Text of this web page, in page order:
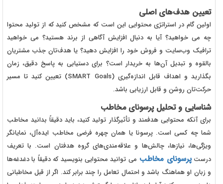
تعیین هدف‌های اصلی
اولین گام در استراتژی محتوایی این است که مشخص کنید که از تولید محتوا
چه می‌ خواهید؟ آیا به دنبال افزایش آگاهی از برند هستید؟ می‌ خواهید
ترافیک وب‌سایت و فروش خود را افزایش دهید؟ یا هدف‌تان جذب مشتریان
بالقوه و تبدیل آن‌ها به خریدار است؟ برای دستیابی به پاسخ دقیق، زمان
بگذارید و اهداف قابل اندازه‌گیری (SMART Goals) تعیین کنید تا مسیر
حرکت‌تان روشن و قابل ارزیابی باشد.
شناسایی و تحلیل پرسونای مخاطب
برای آنکه محتوایی هدفمند و تأثیرگذار تولید کنید، باید دقیقاً بدانید مخاطب
شما چه کسی است. پرسونا یا همان چهره‌ فرضی مخاطب ایده‌آل، نمایانگر
ویژگی‌ها، نیازها، چالش‌ها و علاقه‌مندی‌های گروه هدفتان است. با تعریف
درستپرسونای مخاطب می‌ توانید محتوایی بنویسید که دقیقاً با دغدغه‌ها
و زبان او هماهنگ باشد و احتمال تعامل را چند برابر کند. اگر از قبل مخاطبانی